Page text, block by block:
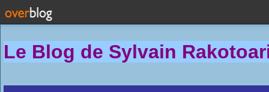
Le Blog de Sylvain Rakotoa